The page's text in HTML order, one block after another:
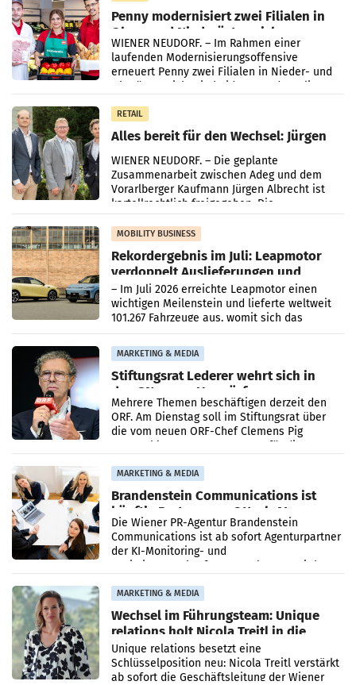
Penny modernisiert zwei Filialen in
Ober- und Niederösterreich
WIENER NEUDORF. – Im Rahmen einer
laufenden Modernisierungsoffensive
erneuert Penny zwei Filialen in Nieder- und
Oberösterreich. Die beiden Standorte liegen
RETAIL
Alles bereit für den Wechsel: Jürgen
Albrecht setzt ab 1.1.2027 auf Adeg
WIENER NEUDORF. – Die geplante
Zusammenarbeit zwischen Adeg und dem
Vorarlberger Kaufmann Jürgen Albrecht ist
kartellrechtlich freigegeben: Die
Bundeswettbewerbsbehörde und der
Bundeskartellanwalt
MOBILITY BUSINESS
Rekordergebnis im Juli: Leapmotor
verdoppelt Auslieferungen und
überschreitet die 100.000er-Marke
– Im Juli 2026 erreichte Leapmotor einen
wichtigen Meilenstein und lieferte weltweit
101.267 Fahrzeuge aus, womit sich das
Ergebnis gegenüber Juli 2025 mehr als
verdoppelte (+102
MARKETING & MEDIA
Stiftungsrat Lederer wehrt sich in
den SN gegen Vorwürfe
Mehrere Themen beschäftigen derzeit den
ORF. Am Dienstag soll im Stiftungsrat über
die vom neuen ORF-Chef Clemens Pig
vorgeschlagenen Besetzungen für die
MARKETING & MEDIA
Brandenstein Communications ist
künftig Partner von OtterlyAI
Die Wiener PR-Agentur Brandenstein
Communications ist ab sofort Agenturpartner
der KI-Monitoring- und
Optimierungsplattform OtterlyAI. Damit baut
MARKETING & MEDIA
Wechsel im Führungsteam: Unique
relations holt Nicola Treitl in die
Geschäftsleitung
Unique relations besetzt eine
Schlüsselposition neu: Nicola Treitl verstärkt
ab sofort die Geschäftsleitung der Wiener